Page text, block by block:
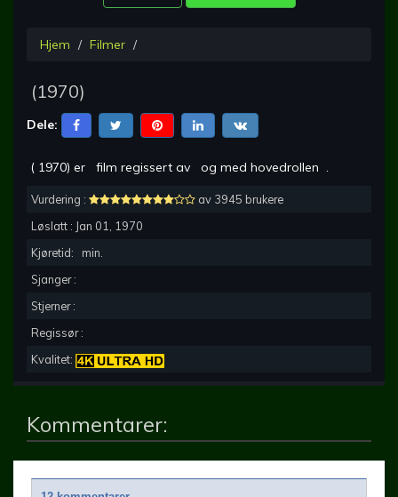
Hjem Filmer
(1970)
Dele:
( 1970) er film regissert av og med hovedrollen .
Vurdering :
av 3945 brukere
Løslatt : Jan 01, 1970
Kjøretid:
min.
Sjanger :
Stjerner :
Regissør :
Kvalitet:
Kommentarer: